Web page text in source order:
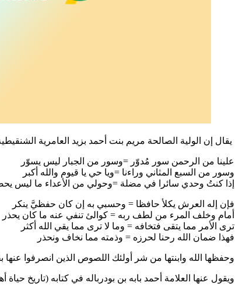
يقال إن الولية الصالحة مريم بنت أحمد بزيد العامرية الشنقيطية والتي عاشت في حدود القرن 11 الهجري ـ رحمها الله
علينا من الرحمن سور مُدوّر =وسور من الجبار ليس يسوّر
وسور من السبع المثاني وراءنا =ويا حي يا قيوم والله أكبر
إذا كنتُ وحدي سائرا في مضلة =وحولي من الأعداء ما ليس
فإن إله العرش يكلأ حافظا = وحسبي به إن كان حفظيَّ ينكر
أمام وخلف المرء من لطف ربه = كوالئ تنفي عنه ما كان يحذر
ترى الأمر مما يتقى فتخافه = وما لا ترى مما يقي الله أكثر
فهذا ضمان الله رحنا لحرزه = وذمته مما نخاف ونحذر
وحفظها الله وابنتها من شر أولئك اللصوص الذين انصرفوا عنها
ويقول عنها العلامة أحمد بابه بن بودرباله في كتابه (تاريخ